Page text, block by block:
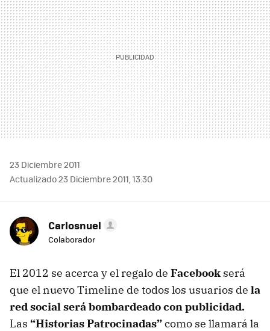
23 Diciembre 2011
Actualizado 23 Diciembre 2011, 13:30
Carlosnuel
Colaborador
El 2012 se acerca y el regalo de Facebookserá
que el nuevo Timeline de todos los usuarios de la
red social será bombardeado con publicidad.
Las “Historias Patrocinadas”como se llamará la